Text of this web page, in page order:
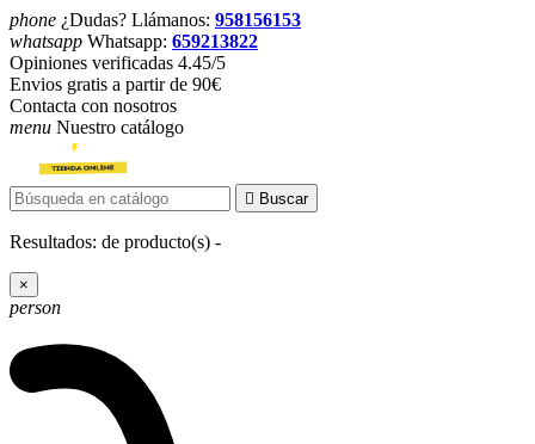
phone ¿Dudas? Llámanos: 958156153
whatsapp Whatsapp: 659213822
Opiniones verificadas 4.45/5
Envios gratis a partir de 90€
Contacta con nosotros
menu Nuestro catálogo
 Buscar
Resultados: de producto(s) -
×
person